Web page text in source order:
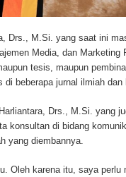
Drs., M.Si. yang saat ini
Media, dan
tesis, maupun
beberapa jurnal ilmiah dan
Drs., M.Si. yang
konsultan di bidang
yang diembannya.
Oleh karena itu, saya